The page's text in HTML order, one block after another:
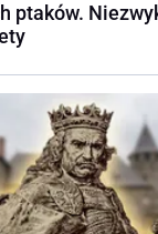
ptaków.